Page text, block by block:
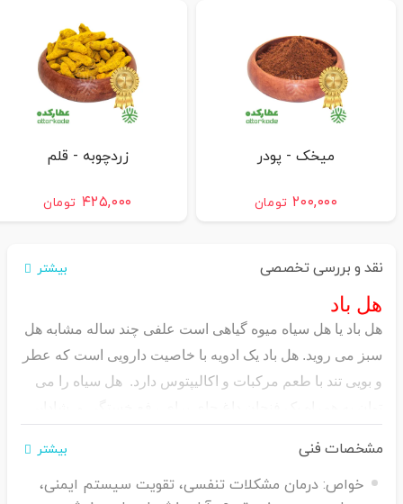
میخک - پودر
۲۰۰,۰۰۰ تومان
زردچوبه - قلم
۴۲۵,۰۰۰ تومان
نقد و بررسی تخصصی بیشتر
هل باد
هل باد یا هل سیاه میوه گیاهی است علفی چند ساله مشابه هل
سبز می روید. هل باد یک ادویه با خاصیت دارویی است که عطر
و بویی تند با طعم مرکبات و اکالیپتوس دارد. هل سیاه را می
کمک به هضم غذا ، درمان زخم های دهان ، کمک به درمان
سرما خوردگی و … است. هل سیاه یکی از گرانترین ادویه های
مشخصات فنی بیشتر
خواص: درمان مشکلات تنفسی، تقویت سیستم ایمنی،